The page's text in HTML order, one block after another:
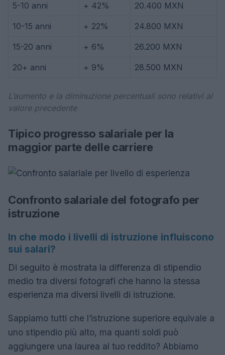
5-10 anni + 42% 20.400 MXN
10-15 anni + 22% 24.800 MXN
15-20 anni + 6% 26.200 MXN
20+ anni + 9% 28.500 MXN
L’aumento e la diminuzione percentuali sono relativi al
valore precedente
Tipico progresso salariale per la
maggior parte delle carriere
Confronto salariale del fotografo per
istruzione
In che modo i livelli di istruzione influiscono
sui salari?
Di seguito è mostrata la differenza di stipendio
medio tra diversi fotografi che hanno la stessa
esperienza ma diversi livelli di istruzione.
Sappiamo tutti che l’istruzione superiore equivale a
uno stipendio più alto, ma quanti soldi può
aggiungere una laurea al tuo reddito? Abbiamo